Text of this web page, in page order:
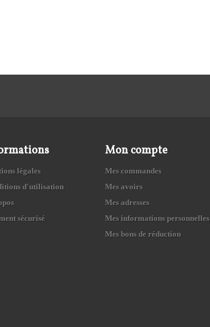
légales
d'utilisation
sécurisé
Mon compte
Mes commandes
Mes avoirs
Mes adresses
Mes informations personnelles
Mes bons de réduction